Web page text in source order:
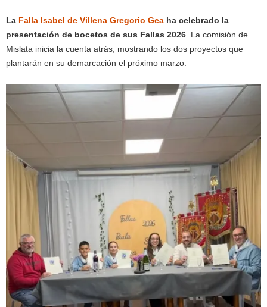
La Falla Isabel de Villena Gregorio Gea ha celebrado la
presentación de bocetos de sus Fallas 2026. La comisión de
Mislata inicia la cuenta atrás, mostrando los dos proyectos que
plantarán en su demarcación el próximo marzo.